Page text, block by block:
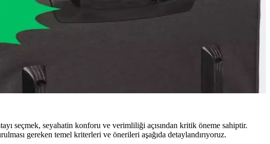
seçmek, seyahatin konforu ve verimliliği açısından kritik öneme sahiptir.
gereken temel kriterleri ve önerileri aşağıda detaylandırıyoruz.